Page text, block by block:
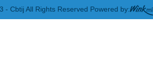
- Cbtij All Rights Reserved Powered by: